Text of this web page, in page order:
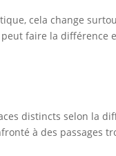
cela change
faire la différence
distincts selon la
à des passages